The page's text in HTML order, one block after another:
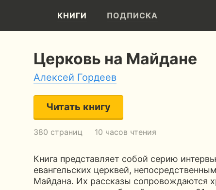
КНИГИ ПОДПИСКА
Церковь на Майдане
Алексей Гордеев
Читать книгу
380 страниц 10 часов чтения
Книга представляет собой серию
евангельских церквей,
Майдана. Их рассказы сопровождаются